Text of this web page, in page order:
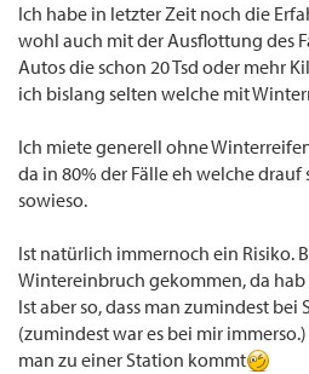
Ich habe in letzter Zeit noch die
wohl auch mit der Ausflottung des
Autos die schon 20 Tsd oder mehr
ich bislang selten welche mit
Ich miete generell ohne
da in 80% der Fälle eh welche drauf
sowieso.
Ist natürlich immernoch ein Risiko.
Wintereinbruch gekommen, da
Ist aber so, dass man zumindest bei
(zumindest war es bei mir
man zu einer Station kommt